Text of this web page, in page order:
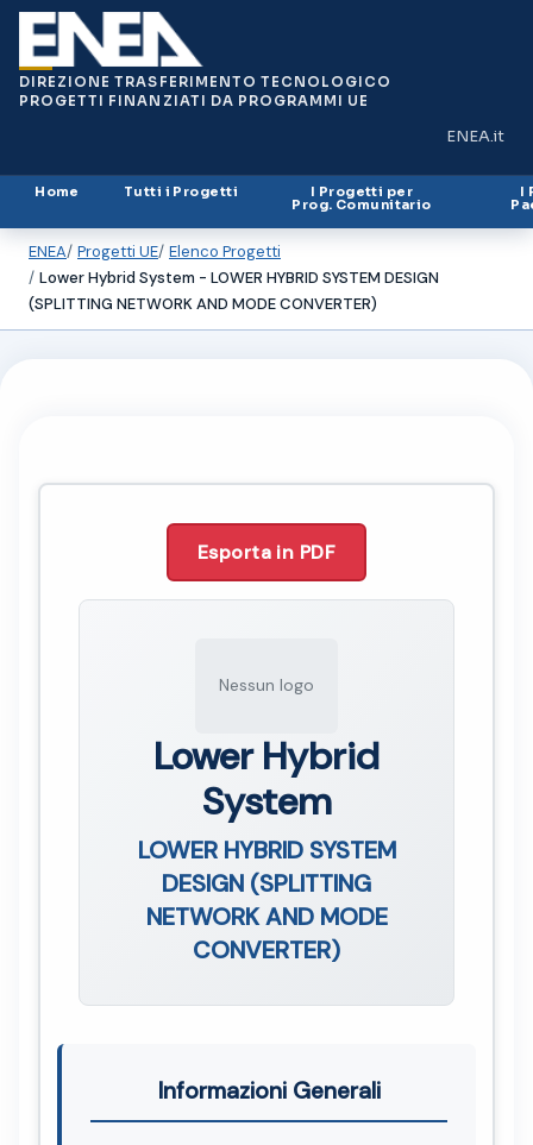
DIREZIONE TRASFERIMENTO TECNOLOGICO
PROGETTI FINANZIATI DA PROGRAMMI UE
ENEA.it
(si apre in
Home Tutti i Progetti I Progetti per
Prog. Comunitario
I
ENEA Progetti UE Elenco Progetti
Lower Hybrid System - LOWER HYBRID SYSTEM DESIGN
(SPLITTING NETWORK AND MODE CONVERTER)
Esporta in PDF
Nessun logo
Lower Hybrid
System
LOWER HYBRID SYSTEM
DESIGN (SPLITTING
NETWORK AND MODE
CONVERTER)
Informazioni Generali